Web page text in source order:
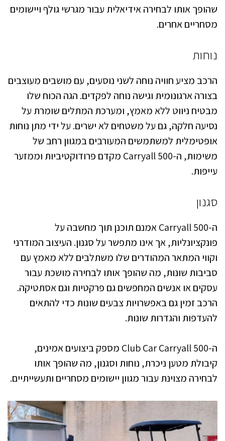
שהופך אותו לבחירה אידיאלית עבור מגרשי גולף ויישומים
מסחריים אחרים.
נוחות
הרכב מציע חוויה נוחה לשני נוסעים, עם מושבים מעוצבים
בצורה ארגונומית וגישה נוחה לפקדים. הגה הכוח שלו
מבטיח ניווט ללא מאמץ, ומערכת המתלים שומרת על
נסיעה חלקה, גם על משטחים לא ישרים. על ידי מתן נוחות
אופטימלית למשתמשים המעורבים במגוון רחב של
משימות, ה-Carryall 500 מקדם פרודוקטיביות וממזער
עייפות.
סגנון
ה-Carryall 500 אמנם תוכנן תוך מחשבה על
פונקציונליות, אך אינו מתפשר על סגנון. העיצוב המודרני
וקווי המתאר המהודרים שלו משתלבים ללא מאמץ עם
סביבות שונות, מה שהופך אותו לבחירה מושכת עבור
עסקים או אנשים המחפשים גם פרקטיות וגם אסתטיקה.
הרכב זמין גם באפשרויות צבעים שונות כדי להתאים
להעדפות והגדרות שונות.
ה-Club Car Carryall 500 מספק ביצועים אמינים,
קיבולת מטען ניכרת, נוחות וסגנון, מה שהופך אותו
לבחירה מצוינת עבור מגוון יישומים מסחריים ותעשייתיים.